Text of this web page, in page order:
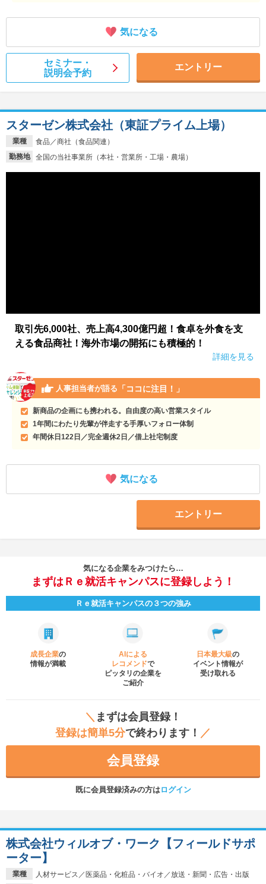
気になる
セミナー・
説明会予約
エントリー
業種
食品／商社（食品関連）
勤務地
全国の当社事業所（本社・営業所・工場・農場）
スターゼン株式会社（東証プライム上場）
取引先6,000社、売上高4,300億円超！食卓を外食を支
える食品商社！海外市場の開拓にも積極的！
詳細を見る
人事担当者が語る 「ココに注目！」
新商品の企画にも携われる。自由度の高い営業スタイル
1年間にわたり先輩が伴走する手厚いフォロー体制
年間休日122日／完全週休2日／借上社宅制度
気になる
エントリー
気になる企業をみつけたら…
まずはＲｅ就活キャンパスに登録しよう！
Ｒｅ就活キャンパスの３つの強み
成長企業の
情報が満載
AIによる
レコメンドで
ピッタリの企業を
ご紹介
日本最大級の
イベント情報が
受け取れる
＼ まずは会員登録！
登録は簡単5分で終わります！ ／
会員登録
既に会員登録済みの方はログイン
業種
人材サービス／医薬品・化粧品・バイオ／放送・新聞・広告・出版
株式会社ウィルオブ・ワーク【フィールドサポ
ーター】